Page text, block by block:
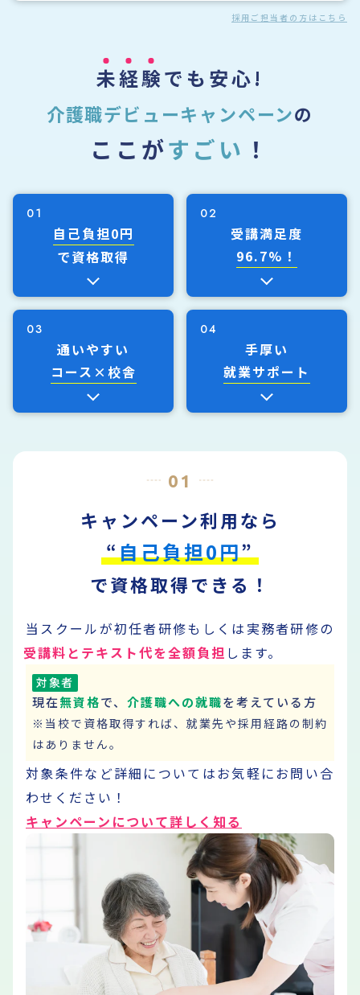
採用ご担当者の方はこちら
未経験でも安心!
介護職デビューキャンペーンの
ここがすごい ！
01
自己負担0円
で資格取得
02
受講満足度
96.7%！
03
通いやすい
コース×校舎
04
手厚い
就業サポート
01
キャンペーン利用なら
“自己負担0円”
で資格取得できる！
当スクールが初任者研修もしくは実務者研修の
受講料とテキスト代を全額負担 します。
対象者
現在無資格で、 介護職への就職を考えている方
※当校で資格取得すれば、就業先や採用経路の制約
はありません。
対象条件など詳細についてはお気軽にお問い合
わせください！
キャンペーンについて詳しく知る